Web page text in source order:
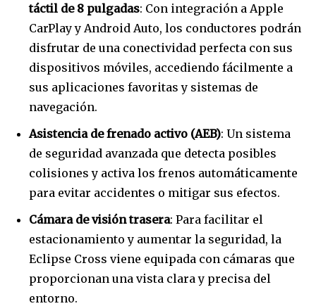
Join our community of
SUBSCRIBERS and be part of the
conversation.
táctil de 8 pulgadas: Con integración a Apple
CarPlay y Android Auto, los conductores podrán
disfrutar de una conectividad perfecta con sus
dispositivos móviles, accediendo fácilmente a
sus aplicaciones favoritas y sistemas de
navegación.
Asistencia de frenado activo (AEB): Un sistema
de seguridad avanzada que detecta posibles
colisiones y activa los frenos automáticamente
para evitar accidentes o mitigar sus efectos.
Cámara de visión trasera: Para facilitar el
estacionamiento y aumentar la seguridad, la
Eclipse Cross viene equipada con cámaras que
proporcionan una vista clara y precisa del
entorno.